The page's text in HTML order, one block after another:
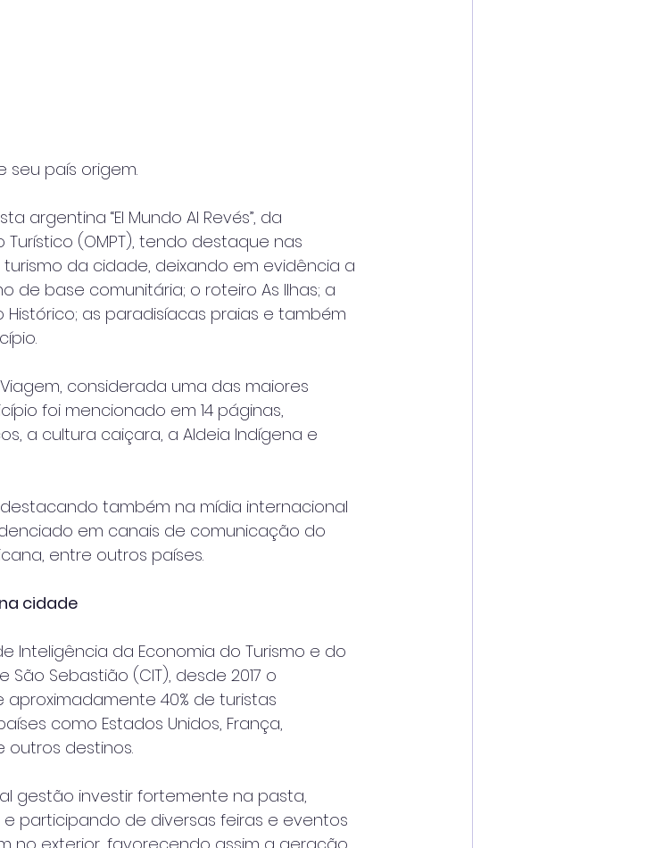
país origem.
argentina “El Mundo Al Revés”, da
Turístico (OMPT), tendo destaque nas
da cidade, deixando em evidência a
de base comunitária; o roteiro As Ilhas; a
as paradisíacas praias e também
considerada uma das maiores
foi mencionado em 14 páginas,
a cultura caiçara, a Aldeia Indígena e
também na mídia internacional
em canais de comunicação do
entre outros países.
cidade
Inteligência da Economia do Turismo e do
Sebastião (CIT), desde 2017 o
40% de turistas
como Estados Unidos, França,
outros destinos.
gestão investir fortemente na pasta,
participando de diversas feiras e eventos